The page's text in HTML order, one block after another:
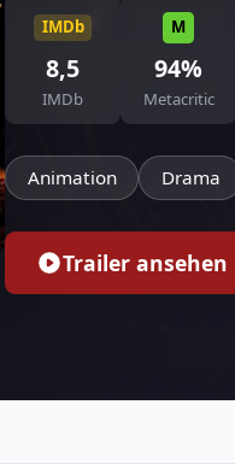
IMDb
8,5
IMDb
M
94%
Metacritic
Animation Drama
Trailer ansehen